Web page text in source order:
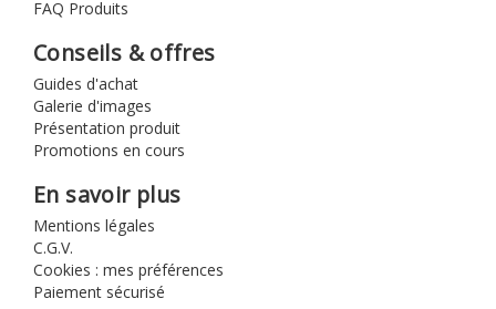
FAQ Produits
Conseils & offres
Guides d'achat
Galerie d'images
Présentation produit
Promotions en cours
En savoir plus
Mentions légales
C.G.V.
Cookies : mes préférences
Paiement sécurisé